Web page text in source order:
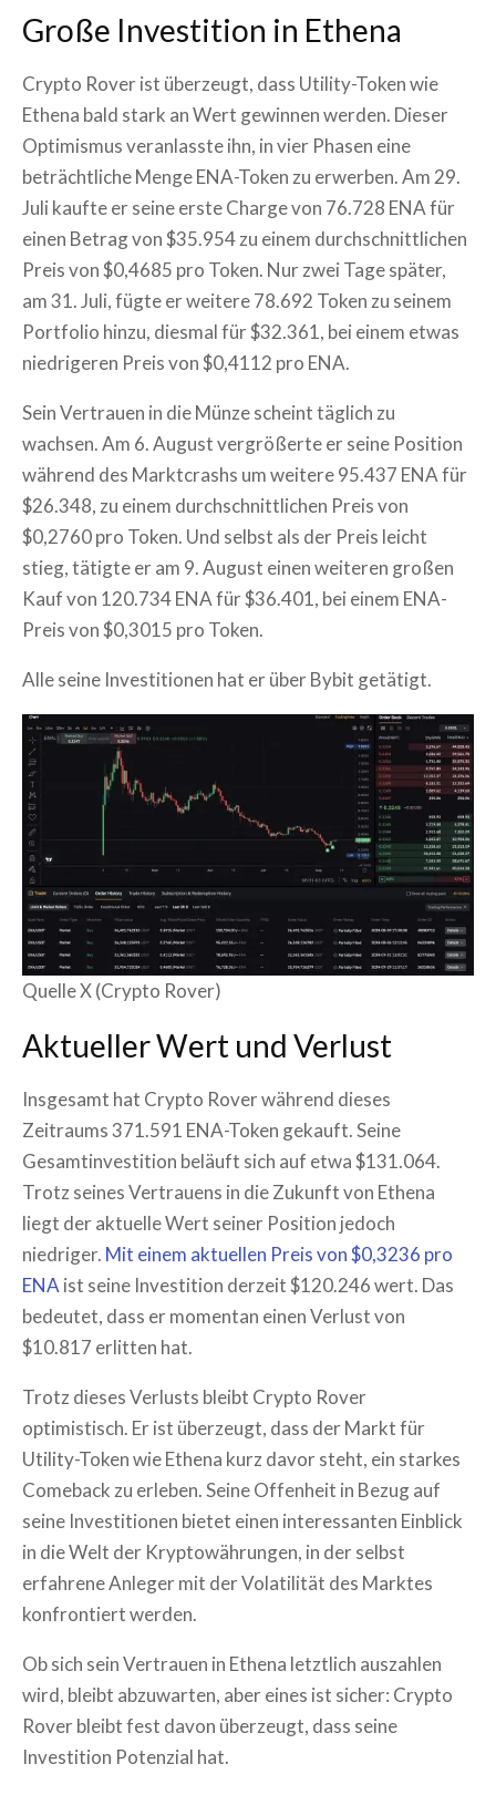
Große Investition in Ethena
Crypto Rover ist überzeugt, dass Utility-Token wie
Ethena bald stark an Wert gewinnen werden. Dieser
Optimismus veranlasste ihn, in vier Phasen eine
beträchtliche Menge ENA-Token zu erwerben. Am 29.
Juli kaufte er seine erste Charge von 76.728 ENA für
einen Betrag von $35.954 zu einem durchschnittlichen
Preis von $0,4685 pro Token. Nur zwei Tage später,
am 31. Juli, fügte er weitere 78.692 Token zu seinem
Portfolio hinzu, diesmal für $32.361, bei einem etwas
niedrigeren Preis von $0,4112 pro ENA.
Sein Vertrauen in die Münze scheint täglich zu
wachsen. Am 6. August vergrößerte er seine Position
während des Marktcrashs um weitere 95.437 ENA für
$26.348, zu einem durchschnittlichen Preis von
$0,2760 pro Token. Und selbst als der Preis leicht
stieg, tätigte er am 9. August einen weiteren großen
Kauf von 120.734 ENA für $36.401, bei einem ENA-
Preis von $0,3015 pro Token.
Alle seine Investitionen hat er über Bybit getätigt.
Quelle X (Crypto Rover)
Aktueller Wert und Verlust
Insgesamt hat Crypto Rover während dieses
Zeitraums 371.591 ENA-Token gekauft. Seine
Gesamtinvestition beläuft sich auf etwa $131.064.
Trotz seines Vertrauens in die Zukunft von Ethena
liegt der aktuelle Wert seiner Position jedoch
niedriger. Mit einem aktuellen Preis von $0,3236 pro
ENA ist seine Investition derzeit $120.246 wert. Das
bedeutet, dass er momentan einen Verlust von
$10.817 erlitten hat.
Trotz dieses Verlusts bleibt Crypto Rover
optimistisch. Er ist überzeugt, dass der Markt für
Utility-Token wie Ethena kurz davor steht, ein starkes
Comeback zu erleben. Seine Offenheit in Bezug auf
seine Investitionen bietet einen interessanten Einblick
in die Welt der Kryptowährungen, in der selbst
erfahrene Anleger mit der Volatilität des Marktes
konfrontiert werden.
Ob sich sein Vertrauen in Ethena letztlich auszahlen
wird, bleibt abzuwarten, aber eines ist sicher: Crypto
Rover bleibt fest davon überzeugt, dass seine
Investition Potenzial hat.